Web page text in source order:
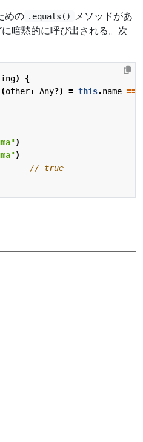
めの .equals()
メソッドがあ
暗黙的に呼び出される。次
)
{
(other: Any?) = this.name ==
)
)